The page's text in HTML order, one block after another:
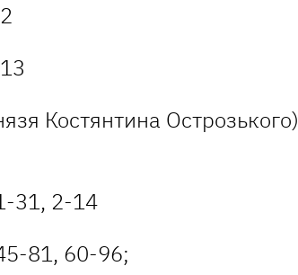
Костянтина Острозького)
31, 2-14
81, 60-96;